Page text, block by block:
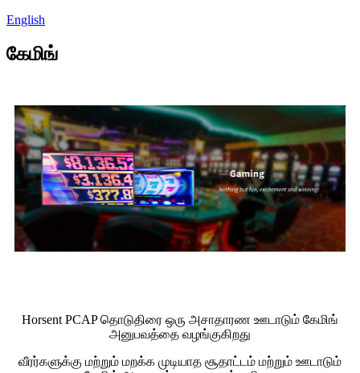
English
கேமிங்
Horsent PCAP தொடுதிரை ஒரு அசாதாரண ஊடாடும் கேமிங்
அனுபவத்தை வழங்குகிறது
வீரர்களுக்கு மற்றும் மறக்க முடியாத சூதாட்டம் மற்றும் ஊடாடும்